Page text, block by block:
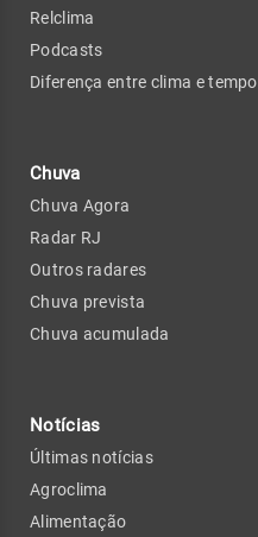
Relclima
Podcasts
Diferença entre clima e tempo
Chuva
Chuva Agora
Radar RJ
Outros radares
Chuva prevista
Chuva acumulada
Notícias
Últimas notícias
Agroclima
Alimentação